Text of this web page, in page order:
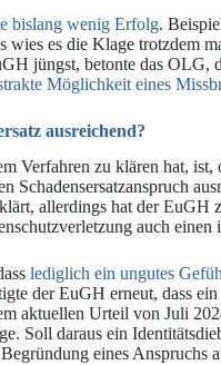
bislang wenig Erfolg.
es die Klage trotzdem
jüngst, betonte das OLG,
Möglichkeit eines
ausreichend?
Verfahren zu klären hat,
Schadensersatzanspruch
allerdings hat der EuGH
auch einen
lediglich ein ungutes
der EuGH erneut, dass
aktuellen Urteil von Juli
Soll daraus ein
eines Anspruchs